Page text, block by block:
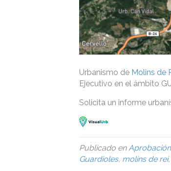
Urbanismo de Molins de
Ejecutivo en el ámbito
Solicita un informe
Publicado en
Guardioles, molins de rei,